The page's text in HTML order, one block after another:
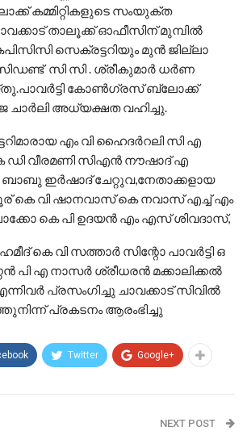
കമ്മിറ്റികളുടെ സംയുക്ത
താലൂക്ക് ഓഫീസിന് മുമ്പിൽ
സെക്രട്ടറിയും മുൻ ജില്ലാ
സി സി . ശ്രീകുമാർ ധർണ
കോൺഗ്രസ് ബ്ലോക്ക്
ചാർലി അധ്യക്ഷത വഹിച്ചു.
എം വി ഹൈദർറലി സി എ
ഡി വീരമണി സിഎൻ നൗഷാദ് എ
ബാബു ഇർഷാദ് ചേറ്റുവ,നേതാക്കളായ
വി ഷാനവാസ് കെ നവാസ് എച്ച് എം
കെ പി ഉദയൻ എം എസ് ശിവദാസ്,
കെ വി സത്താർ സിന്റോ പാവർട്ടി ഒ
പി എ നാസർ ശ്രീധരൻ മക്കാലിക്കൽ
പ്രസംഗിച്ചു ചാവക്കാട് സിവിൽ
പ്രകടനം ആരംഭിച്ചു
Twitter Google+
NEXT POST